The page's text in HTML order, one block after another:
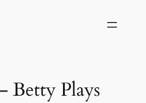
Betty Plays